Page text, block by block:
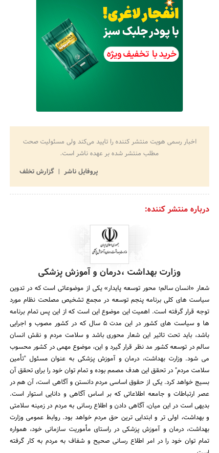
اخبار رسمی هویت منتشر کننده را تایید می‌کند ولی مسئولیت صحت
مطلب منتشر شده بر عهده ناشر است.
پروفایل ناشر
گزارش تخلف
درباره منتشر کننده:
وزارت بهداشت ،درمان و آموزش پزشکی
شعار «انسان سالم؛ محور توسعه پایدار» یکی از موضوعاتی است که در تدوین
سیاست های کلی برنامه پنجم توسعه در مجمع تشخیص مصلحت نظام مورد
توجه قرار گرفته است. اهمیت این موضوع این است که از این پس تمام برنامه
ها و سیاست های کشور در این مدت 5 سال که در کشور مصوب و اجرایی
باشد، باید تحت تاثیر این شعار محوری باشد و سلامت مردم و نقش انسان
سالم در توسعه کشور مد نظر قرار گیرد و این، موضوع مهمی در کشور محسوب
می شود. وزارت بهداشت، درمان و آموزش پزشکی به عنوان مسئول "تأمین
سلامت مردم" در تحقق این هدف مصمم بوده و تمام توان خود را برای تحقق آن
بسیج خواهد کرد. یکی از حقوق اساسی مردم دانستن و آگاهی است، آن هم در
عصر ارتباطات و جامعه اطلاعاتی که بر اساس آگاهی و دانایی استوار است.
بدیهی است در این میان، آگاهی دادن و اطلاع رسانی به مردم در زمینه سلامتی
و بهداشت، اولی تر و ابتدایی ترین حق مردم خواهد بود. روابط عمومی وزارت
بهداشت، درمان و آموزش پزشکی در راستای مأموریت سازمانی خود، همواره
تمام توان خود را در امر اطلاع رسانی صحیح و شفاف به مردم به کار گرفته